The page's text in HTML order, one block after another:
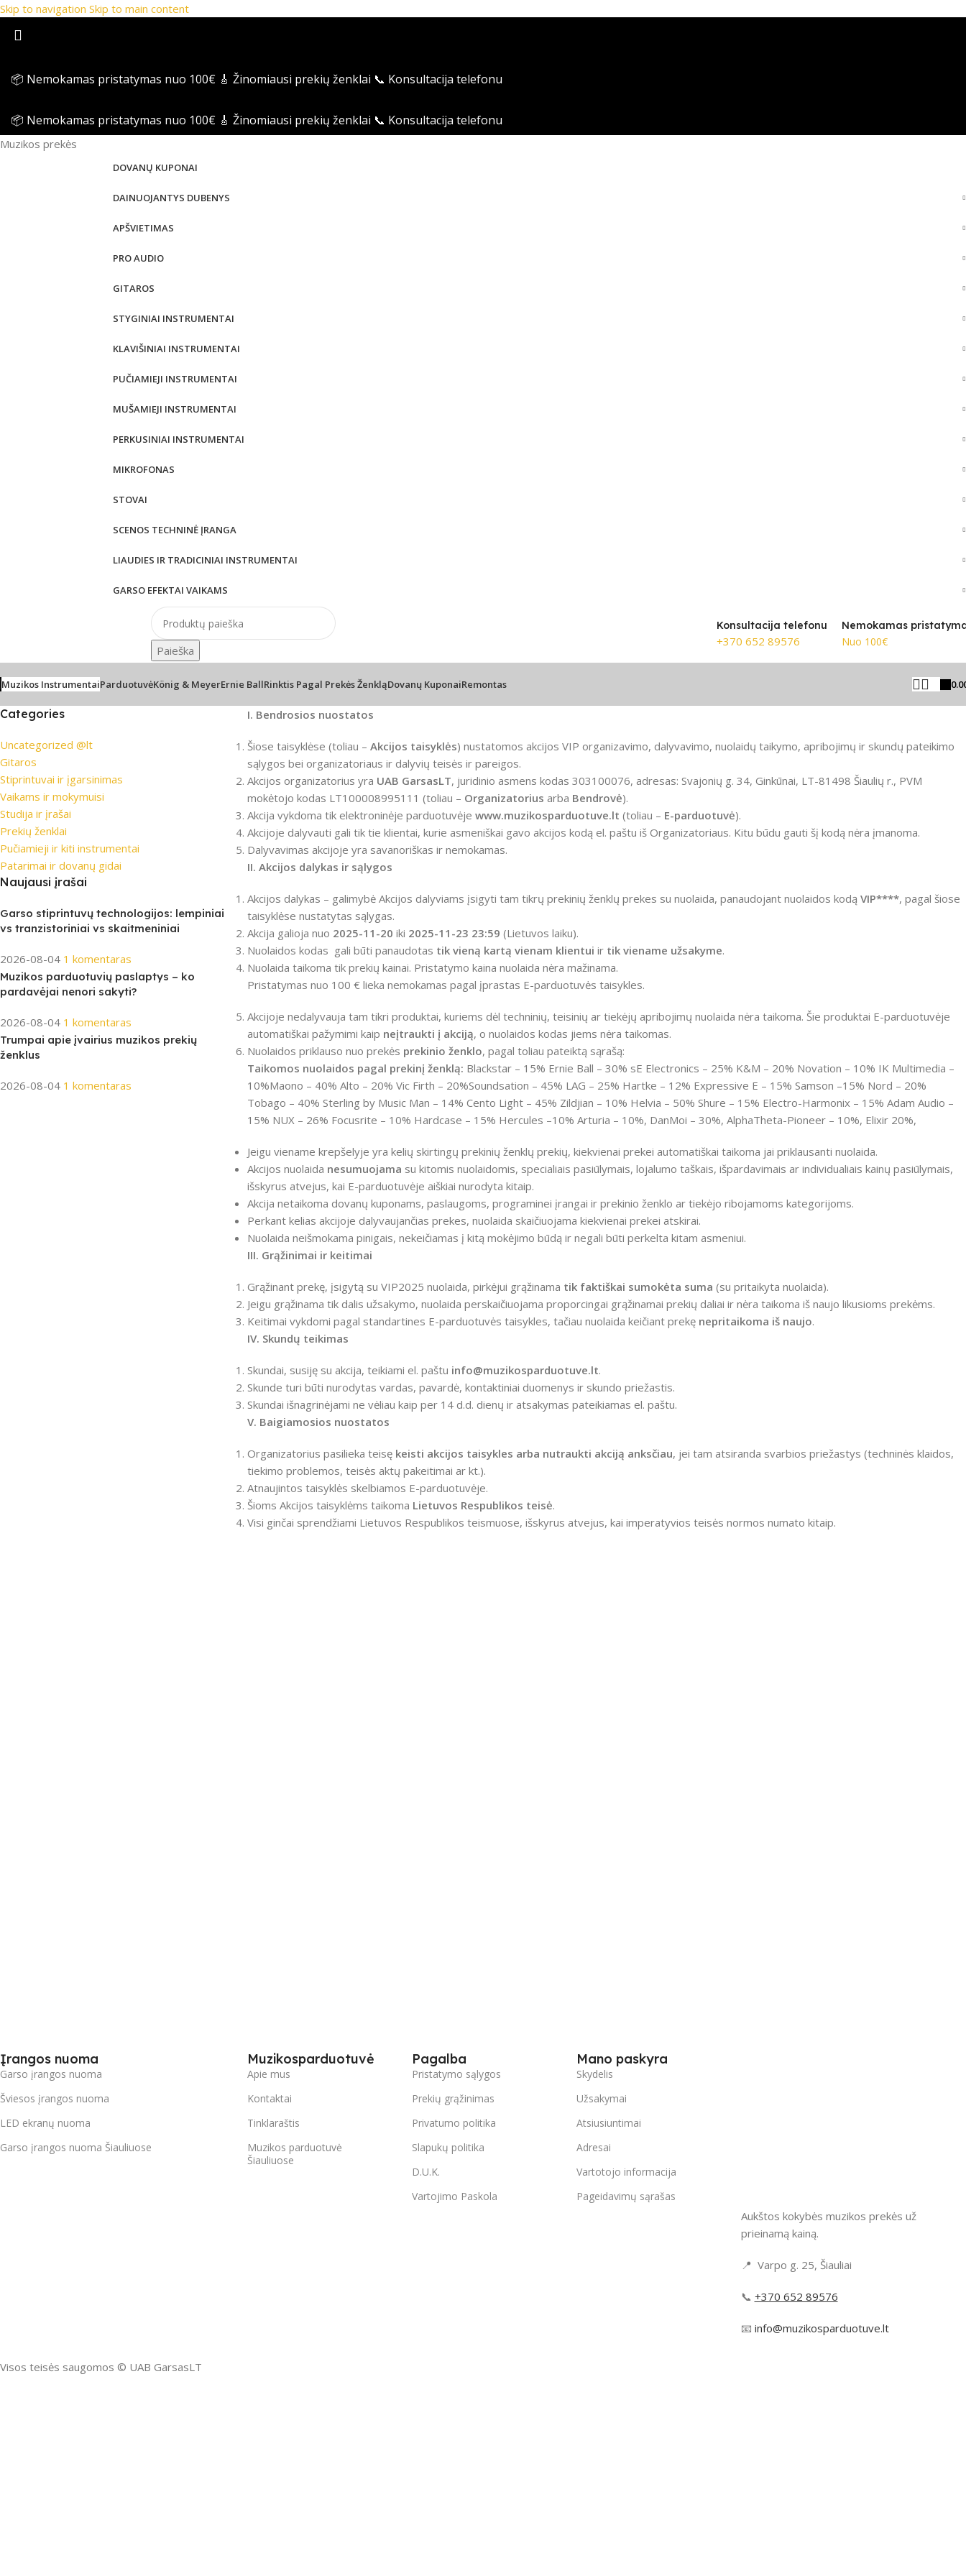
Skip to navigation Skip to main content
📦 Nemokamas pristatymas nuo 100€ 🎸 Žinomiausi prekių ženklai 📞 Konsultacija telefonu
📦 Nemokamas pristatymas nuo 100€ 🎸 Žinomiausi prekių ženklai 📞 Konsultacija telefonu
Muzikos prekės
DOVANŲ KUPONAI
DAINUOJANTYS DUBENYS
APŠVIETIMAS
PRO AUDIO
GITAROS
STYGINIAI INSTRUMENTAI
KLAVIŠINIAI INSTRUMENTAI
PUČIAMIEJI INSTRUMENTAI
MUŠAMIEJI INSTRUMENTAI
PERKUSINIAI INSTRUMENTAI
MIKROFONAS
STOVAI
SCENOS TECHNINĖ ĮRANGA
LIAUDIES IR TRADICINIAI INSTRUMENTAI
GARSO EFEKTAI VAIKAMS
Paieška
Konsultacija telefonu
+370 652 89576
Nemokamas
Nuo 100€
Muzikos InstrumentaiParduotuvėKönig & MeyerErnie BallRinktis Pagal Prekės ŽenkląDovanų KuponaiRemontas
Categories
Uncategorized @lt
Gitaros
Stiprintuvai ir įgarsinimas
Vaikams ir mokymuisi
Studija ir įrašai
Prekių ženklai
Pučiamieji ir kiti instrumentai
Patarimai ir dovanų gidai
Naujausi įrašai
Garso stiprintuvų technologijos: lempiniai
vs tranzistoriniai vs skaitmeniniai
2026-08-04 1 komentaras
Muzikos parduotuvių paslaptys – ko
pardavėjai nenori sakyti?
2026-08-04 1 komentaras
Trumpai apie įvairius muzikos prekių
ženklus
2026-08-04 1 komentaras
I. Bendrosios nuostatos
Šiose taisyklėse (toliau – Akcijos taisyklės) nustatomos akcijos VIP organizavimo, dalyvavimo, nuolaidų taikymo, apribojimų ir skundų pateikimo
sąlygos bei organizatoriaus ir dalyvių teisės ir pareigos.
Akcijos organizatorius yra UAB GarsasLT, juridinio asmens kodas 303100076, adresas: Svajonių g. 34, Ginkūnai, LT-81498 Šiaulių r., PVM
mokėtojo kodas LT100008995111 (toliau – Organizatorius arba Bendrovė).
Akcija vykdoma tik elektroninėje parduotuvėje www.muzikosparduotuve.lt (toliau – E-parduotuvė).
Akcijoje dalyvauti gali tik tie klientai, kurie asmeniškai gavo akcijos kodą el. paštu iš Organizatoriaus. Kitu būdu gauti šį kodą nėra įmanoma.
Dalyvavimas akcijoje yra savanoriškas ir nemokamas.
II. Akcijos dalykas ir sąlygos
Akcijos dalykas – galimybė Akcijos dalyviams įsigyti tam tikrų prekinių ženklų prekes su nuolaida, panaudojant nuolaidos kodą VIP****, pagal šiose
taisyklėse nustatytas sąlygas.
Akcija galioja nuo 2025-11-20 iki 2025-11-23 23:59 (Lietuvos laiku).
Nuolaidos kodas gali būti panaudotas tik vieną kartą vienam klientui ir tik viename užsakyme.
Nuolaida taikoma tik prekių kainai. Pristatymo kaina nuolaida nėra mažinama.
Pristatymas nuo 100 € lieka nemokamas pagal įprastas E-parduotuvės taisykles.
Akcijoje nedalyvauja tam tikri produktai, kuriems dėl techninių, teisinių ar tiekėjų apribojimų nuolaida nėra taikoma. Šie produktai E-parduotuvėje
automatiškai pažymimi kaip neįtraukti į akciją, o nuolaidos kodas jiems nėra taikomas.
Nuolaidos priklauso nuo prekės prekinio ženklo, pagal toliau pateiktą sąrašą:
Taikomos nuolaidos pagal prekinį ženklą: Blackstar – 15% Ernie Ball – 30% sE Electronics – 25% K&M – 20% Novation – 10% IK Multimedia –
10%Maono – 40% Alto – 20% Vic Firth – 20%Soundsation – 45% LAG – 25% Hartke – 12% Expressive E – 15% Samson –15% Nord – 20%
Tobago – 40% Sterling by Music Man – 14% Cento Light – 45% Zildjian – 10% Helvia – 50% Shure – 15% Electro-Harmonix – 15% Adam Audio –
15% NUX – 26% Focusrite – 10% Hardcase – 15% Hercules –10% Arturia – 10%, DanMoi – 30%, AlphaTheta-Pioneer – 10%, Elixir 20%,
Jeigu viename krepšelyje yra kelių skirtingų prekinių ženklų prekių, kiekvienai prekei automatiškai taikoma jai priklausanti nuolaida.
Akcijos nuolaida nesumuojama su kitomis nuolaidomis, specialiais pasiūlymais, lojalumo taškais, išpardavimais ar individualiais kainų pasiūlymais,
išskyrus atvejus, kai E-parduotuvėje aiškiai nurodyta kitaip.
Akcija netaikoma dovanų kuponams, paslaugoms, programinei įrangai ir prekinio ženklo ar tiekėjo ribojamoms kategorijoms.
Perkant kelias akcijoje dalyvaujančias prekes, nuolaida skaičiuojama kiekvienai prekei atskirai.
Nuolaida neišmokama pinigais, nekeičiamas į kitą mokėjimo būdą ir negali būti perkelta kitam asmeniui.
III. Grąžinimai ir keitimai
Grąžinant prekę, įsigytą su VIP2025 nuolaida, pirkėjui grąžinama tik faktiškai sumokėta suma (su pritaikyta nuolaida).
Jeigu grąžinama tik dalis užsakymo, nuolaida perskaičiuojama proporcingai grąžinamai prekių daliai ir nėra taikoma iš naujo likusioms prekėms.
Keitimai vykdomi pagal standartines E-parduotuvės taisykles, tačiau nuolaida keičiant prekę nepritaikoma iš naujo.
IV. Skundų teikimas
Skundai, susiję su akcija, teikiami el. paštu info@muzikosparduotuve.lt.
Skunde turi būti nurodytas vardas, pavardė, kontaktiniai duomenys ir skundo priežastis.
Skundai išnagrinėjami ne vėliau kaip per 14 d.d. dienų ir atsakymas pateikiamas el. paštu.
V. Baigiamosios nuostatos
Organizatorius pasilieka teisę keisti akcijos taisykles arba nutraukti akciją anksčiau, jei tam atsiranda svarbios priežastys (techninės klaidos,
tiekimo problemos, teisės aktų pakeitimai ar kt.).
Atnaujintos taisyklės skelbiamos E-parduotuvėje.
Šioms Akcijos taisyklėms taikoma Lietuvos Respublikos teisė.
Visi ginčai sprendžiami Lietuvos Respublikos teismuose, išskyrus atvejus, kai imperatyvios teisės normos numato kitaip.
Įrangos nuoma
Garso įrangos nuoma
Šviesos įrangos nuoma
LED ekranų nuoma
Garso įrangos nuoma Šiauliuose
Muzikosparduotuvė
Apie mus
Kontaktai
Tinklaraštis
Muzikos parduotuvė
Šiauliuose
Pagalba
Pristatymo sąlygos
Prekių grąžinimas
Privatumo politika
Slapukų politika
D.U.K.
Vartojimo Paskola
Mano paskyra
Skydelis
Užsakymai
Atsiusiuntimai
Adresai
Vartotojo informacija
Pageidavimų sąrašas
Aukštos kokybės muzikos prekės už
prieinamą kainą.
📍 Varpo g. 25, Šiauliai
📞 +370 652 89576
📧 info@muzikosparduotuve.lt
Visos teisės saugomos ©️ UAB GarsasLT